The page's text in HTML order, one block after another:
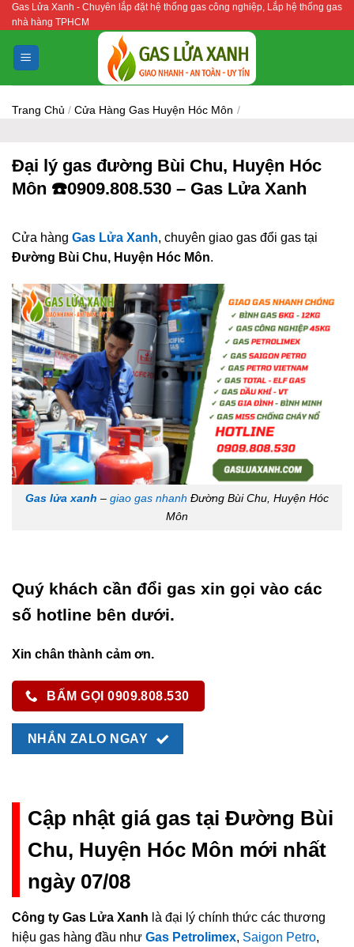
Bỏ
qua
nội
dung
Gas Lửa Xanh - Chuyên lắp đặt hệ thống gas công nghiệp, Lắp hệ thống gas
nhà hàng TPHCM
Trang Chủ / Cửa Hàng Gas Huyện Hóc Môn /
Đại lý gas đường Bùi Chu, Huyện Hóc
Môn ☎️0909.808.530 – Gas Lửa Xanh
Cửa hàng Gas Lửa Xanh, chuyên giao gas đổi gas tại
Đường Bùi Chu, Huyện Hóc Môn.
Gas lửa xanh – giao gas nhanh Đường Bùi Chu, Huyện Hóc
Môn
Quý khách cần đổi gas xin gọi vào các
số hotline bên dưới.
Xin chân thành cảm ơn.
BẤM GỌI 0909.808.530
NHẮN ZALO NGAY
Cập nhật giá gas tại Đường Bùi
Chu, Huyện Hóc Môn mới nhất
ngày 07/08
Công ty Gas Lửa Xanh là đại lý chính thức các thương
hiệu gas hàng đầu như Gas Petrolimex, Saigon Petro,